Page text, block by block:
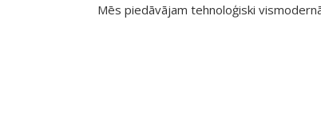
Mēs piedāvājam tehnoloģiski